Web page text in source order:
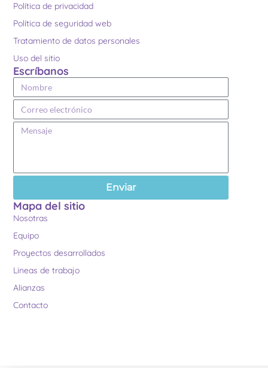
Política de privacidad
Política de seguridad web
Tratamiento de datos personales
Uso del sitio
Escríbanos
Enviar
Mapa del sitio
Nosotras
Equipo
Proyectos desarrollados
Lineas de trabajo
Alianzas
Contacto